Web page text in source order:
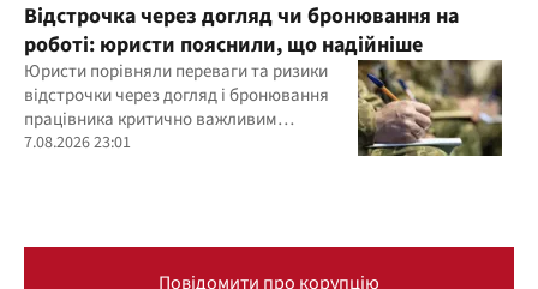
Відстрочка через догляд чи бронювання на
роботі: юристи пояснили, що надійніше
Юристи порівняли переваги та ризики
відстрочки через догляд і бронювання
працівника критично важливим
підприємством
7.08.2026 23:01
Повідомити про корупцію